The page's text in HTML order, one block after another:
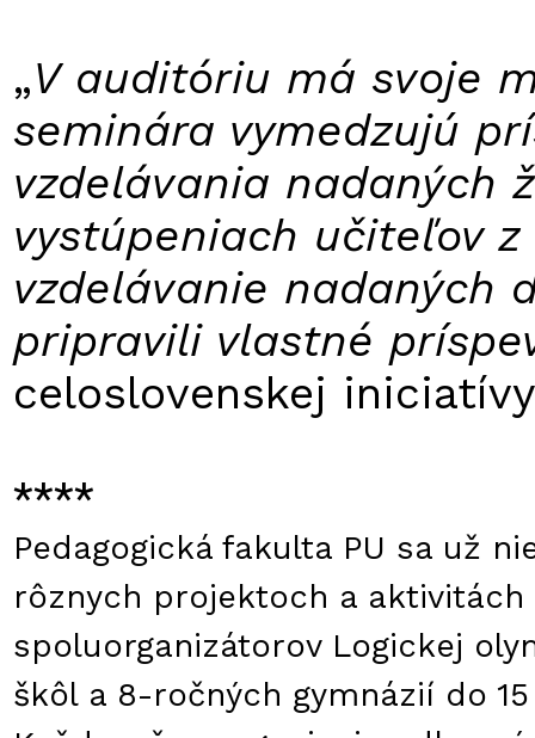
„V auditóriu má svoje
seminára vymedzujú
vzdelávania nadaných
vystúpeniach učiteľov
vzdelávanie nadaných
pripravili vlastné
celoslovenskej
****
Pedagogická fakulta PU sa už
rôznych projektoch a
spoluorganizátorov Logickej
škôl a 8-ročných gymnázií do